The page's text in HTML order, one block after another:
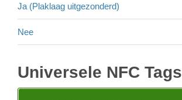
Ja (Plaklaag uitgezonderd)
Nee
Universele NFC Tags